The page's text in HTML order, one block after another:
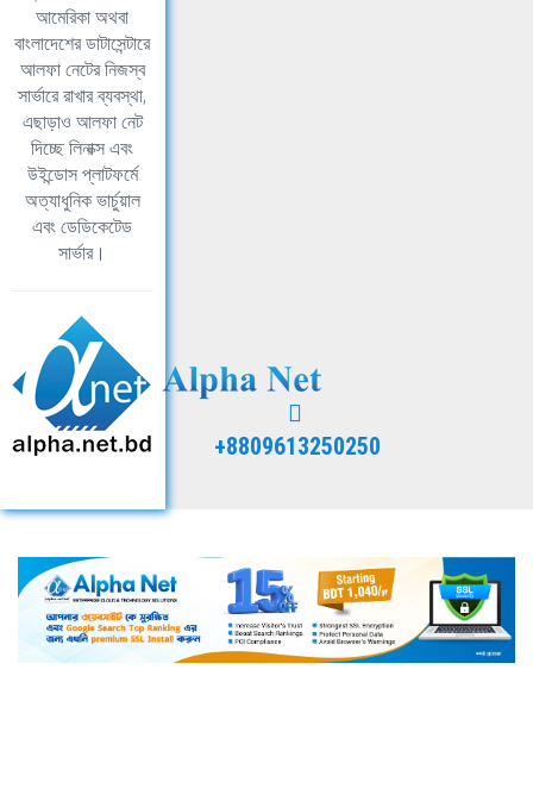
আমেরিকা অথবা
বাংলাদেশের ডাটাসেন্টারে
আলফা নেটের নিজস্ব
সার্ভারে রাখার ব্যবস্থা,
এছাড়াও আলফা নেট
দিচ্ছে লিনাক্স এবং
উইন্ডোস প্লাটফর্মে
অত্যাধুনিক ভার্চুয়াল
এবং ডেডিকেটেড
সার্ভার।
+8809613250250